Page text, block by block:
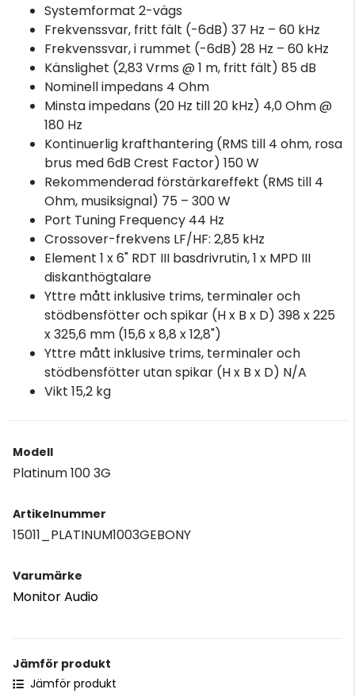
Systemformat 2-vägs
Frekvenssvar, fritt fält (-6dB) 37 Hz – 60 kHz
Frekvenssvar, i rummet (-6dB) 28 Hz – 60 kHz
Känslighet (2,83 Vrms @ 1 m, fritt fält) 85 dB
Nominell impedans 4 Ohm
Minsta impedans (20 Hz till 20 kHz) 4,0 Ohm @
180 Hz
Kontinuerlig krafthantering (RMS till 4 ohm, rosa
brus med 6dB Crest Factor) 150 W
Rekommenderad förstärkareffekt (RMS till 4
Ohm, musiksignal) 75 – 300 W
Port Tuning Frequency 44 Hz
Crossover-frekvens LF/HF: 2,85 kHz
Element 1 x 6" RDT III basdrivrutin, 1 x MPD III
diskanthögtalare
Yttre mått inklusive trims, terminaler och
stödbensfötter och spikar (H x B x D) 398 x 225
x 325,6 mm (15,6 x 8,8 x 12,8")
Yttre mått inklusive trims, terminaler och
stödbensfötter utan spikar (H x B x D) N/A
Vikt 15,2 kg
Modell
Platinum 100 3G
Artikelnummer
15011_PLATINUM1003GEBONY
Varumärke
Monitor Audio
Jämför produkt
Jämför produkt